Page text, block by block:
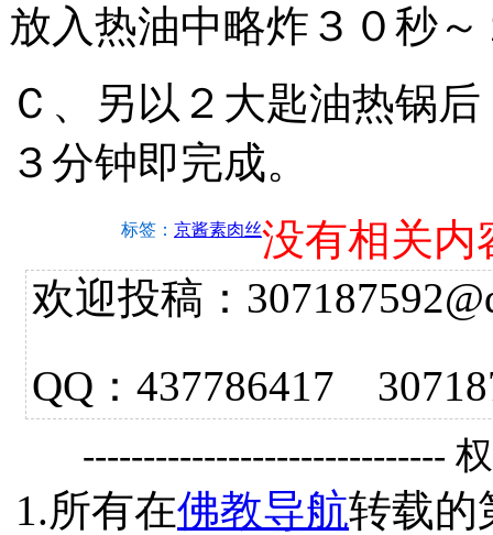
放入热油中略炸３０秒
Ｃ、另以２大匙油热锅
３分钟即完成。
标签： 京酱素肉丝没有相关内
欢迎投稿：
QQ：437786417
------------------------------
1.所有在佛教导航转载的